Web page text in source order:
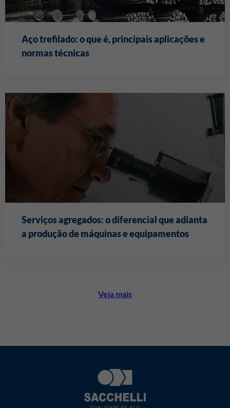
Aço trefilado: o que é, principais aplicações e
normas técnicas
Serviços agregados: o diferencial que adianta
a produção de máquinas e equipamentos
Veja mais